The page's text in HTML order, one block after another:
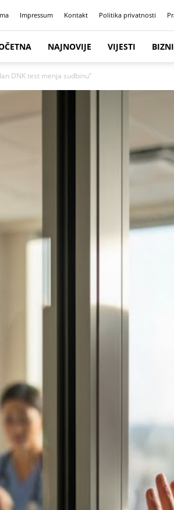
Impressum Kontakt Politika privatnosti
NAJNOVIJE VIJESTI
DNK test menja sudbinu”